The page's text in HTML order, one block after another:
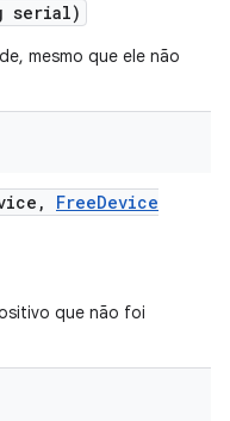
serial)
mesmo que ele não
, FreeDevice
que não foi